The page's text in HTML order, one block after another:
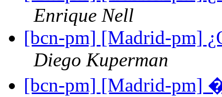
Enrique Nell
[bcn-pm] [Madrid-pm]
Diego Kuperman
[bcn-pm] [Madrid-pm]